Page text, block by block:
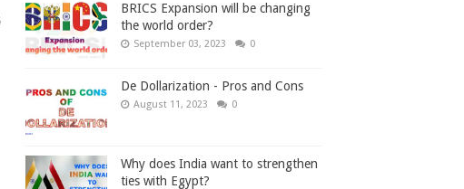
BRICS Expansion will be changing
the world order?
September 03, 2023 0
De Dollarization - Pros and Cons
August 11, 2023 0
Why does India want to strengthen
ties with Egypt?